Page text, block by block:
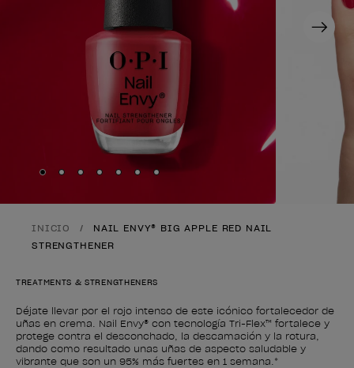
Next
Skip to slide
Skip to slide
Skip to slide
Skip to slide
Skip to slide
Skip to slide
Skip to slide
INICIO
NAIL ENVY® BIG APPLE RED NAIL
STRENGTHENER
TREATMENTS & STRENGTHENERS
Déjate llevar por el rojo intenso de este icónico fortalecedor de
uñas en crema. Nail Envy® con tecnología Tri-Flex™ fortalece y
protege contra el desconchado, la descamación y la rotura,
dando como resultado unas uñas de aspecto saludable y
vibrante que son un 95% más fuertes en 1 semana.*